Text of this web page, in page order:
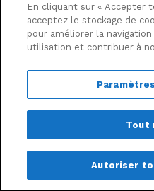
Lot de 5 prises avec
En cliquant sur « Accepter
acceptez le stockage de
pour améliorer la
utilisation et contribuer à
Tout
Autoriser